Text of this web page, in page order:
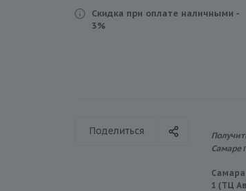
Скидка при оплате наличными -
3%
Поделиться
Самаре
1 (ТЦ